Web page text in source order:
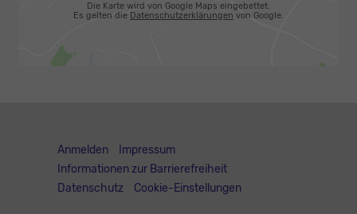
Die Karte wird von Google Maps eingebettet.
Es gelten die Datenschutzerklärungen von Google.
Anmelden
Impressum
Informationen zur Barrierefreiheit
Datenschutz
Cookie-Einstellungen